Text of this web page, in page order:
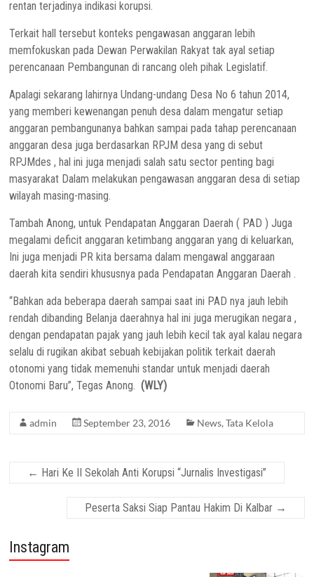
rentan terjadinya indikasi korupsi.
Terkait hall tersebut konteks pengawasan anggaran lebih
memfokuskan pada Dewan Perwakilan Rakyat tak ayal setiap
perencanaan Pembangunan di rancang oleh pihak Legislatif.
Apalagi sekarang lahirnya Undang-undang Desa No 6 tahun 2014,
yang memberi kewenangan penuh desa dalam mengatur setiap
anggaran pembangunanya bahkan sampai pada tahap perencanaan
anggaran desa juga berdasarkan RPJM desa yang di sebut
RPJMdes , hal ini juga menjadi salah satu sector penting bagi
masyarakat Dalam melakukan pengawasan anggaran desa di setiap
wilayah masing-masing.
Tambah Anong, untuk Pendapatan Anggaran Daerah ( PAD ) Juga
megalami deficit anggaran ketimbang anggaran yang di keluarkan,
Ini juga menjadi PR kita bersama dalam mengawal anggaraan
daerah kita sendiri khususnya pada Pendapatan Anggaran Daerah .
“Bahkan ada beberapa daerah sampai saat ini PAD nya jauh lebih
rendah dibanding Belanja daerahnya hal ini juga merugikan negara ,
dengan pendapatan pajak yang jauh lebih kecil tak ayal kalau negara
selalu di rugikan akibat sebuah kebijakan politik terkait daerah
otonomi yang tidak memenuhi standar untuk menjadi daerah
Otonomi Baru”, Tegas Anong.(WLY)
admin September 23, 2016 News,Tata Kelola
← Hari Ke II Sekolah Anti Korupsi “Jurnalis Investigasi”
Peserta Saksi Siap Pantau Hakim Di Kalbar →
Instagram